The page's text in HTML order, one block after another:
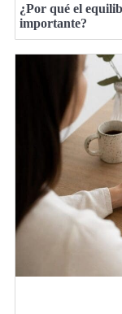
¿Por qué el
importante?